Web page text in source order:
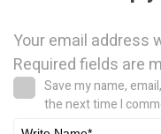
Your email address
Required fields are
Save my name,
the next time I